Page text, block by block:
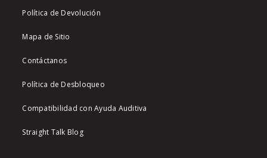
Política de Devolución
Mapa de Sitio
Contáctanos
Política de Desbloqueo
Compatibilidad con Ayuda Auditiva
Straight Talk Blog